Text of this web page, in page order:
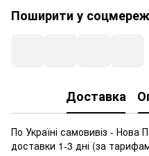
Поширити у
Доставка
По Україні самовивіз - Нова
доставки 1-3 дні (за